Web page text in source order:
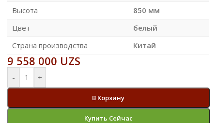
Высота
850 мм
Цвет
белый
Страна производства
Китай
9 558 000 UZS
- +
В Корзину
Купить Сейчас